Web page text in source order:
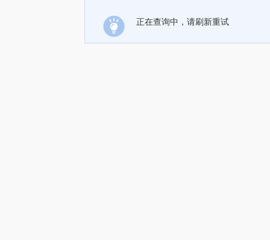
正在查询中，请刷新重试